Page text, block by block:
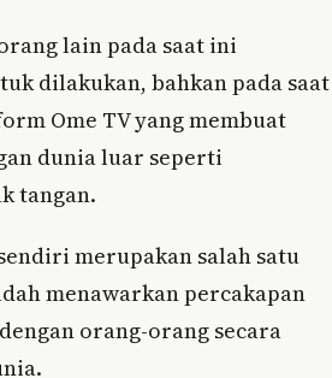
lain pada saat ini
dilakukan, bahkan pada saat
Ome TV yang membuat
dunia luar seperti
tangan.
merupakan salah satu
menawarkan percakapan
orang-orang secara